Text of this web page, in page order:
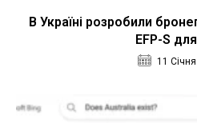
В Україні розробили
EFP-S
11